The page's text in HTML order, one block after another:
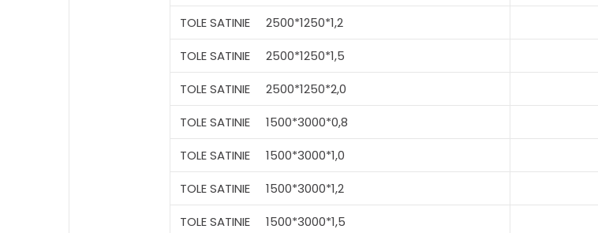
TOLE SATINIE
2500*1250*1,2
TOLE SATINIE
2500*1250*1,5
TOLE SATINIE
2500*1250*2,0
TOLE SATINIE
1500*3000*0,8
TOLE SATINIE
1500*3000*1,0
TOLE SATINIE
1500*3000*1,2
TOLE SATINIE
1500*3000*1,5